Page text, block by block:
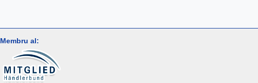
Membru al: